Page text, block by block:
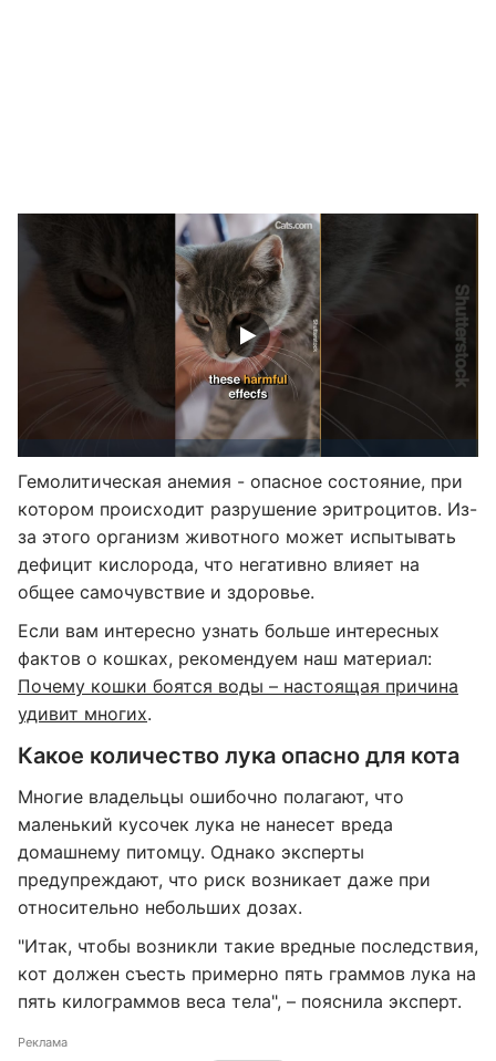
Гемолитическая анемия - опасное состояние, при
котором происходит разрушение эритроцитов. Из-
за этого организм животного может испытывать
дефицит кислорода, что негативно влияет на
общее самочувствие и здоровье.
Если вам интересно узнать больше интересных
фактов о кошках, рекомендуем наш материал:
Почему кошки боятся воды – настоящая причина
удивит многих.
Какое количество лука опасно для кота
Многие владельцы ошибочно полагают, что
маленький кусочек лука не нанесет вреда
домашнему питомцу. Однако эксперты
предупреждают, что риск возникает даже при
относительно небольших дозах.
"Итак, чтобы возникли такие вредные последствия,
кот должен съесть примерно пять граммов лука на
пять килограммов веса тела", – пояснила эксперт.
Реклама